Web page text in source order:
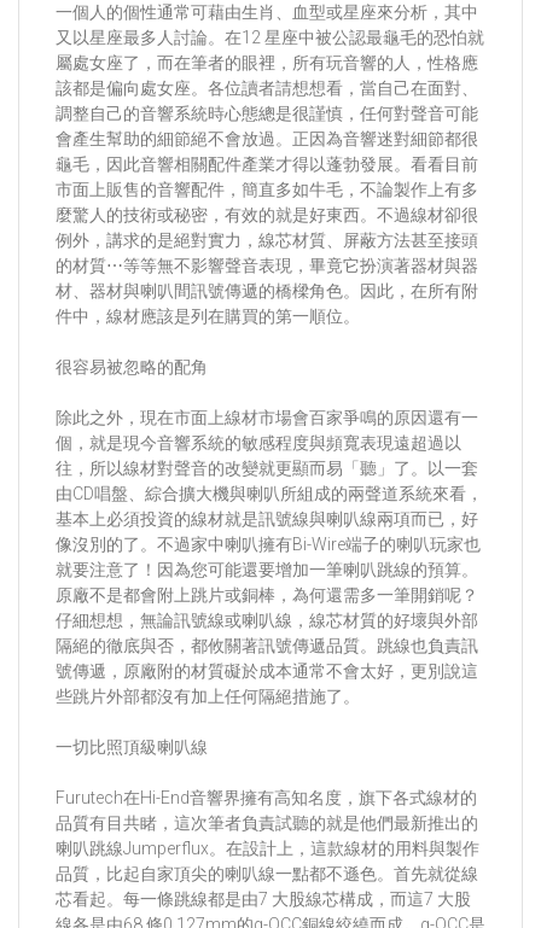
一個人的個性通常可藉由生肖、血型或星座來分析，其中
又以星座最多人討論。在12 星座中被公認最龜毛的恐怕就
屬處女座了，而在筆者的眼裡，所有玩音響的人，性格應
該都是偏向處女座。各位讀者請想想看，當自己在面對、
調整自己的音響系統時心態總是很謹慎，任何對聲音可能
會產生幫助的細節絕不會放過。正因為音響迷對細節都很
龜毛，因此音響相關配件產業才得以蓬勃發展。看看目前
市面上販售的音響配件，簡直多如牛毛，不論製作上有多
麼驚人的技術或秘密，有效的就是好東西。不過線材卻很
例外，講求的是絕對實力，線芯材質、屏蔽方法甚至接頭
的材質⋯等等無不影響聲音表現，畢竟它扮演著器材與器
材、器材與喇叭間訊號傳遞的橋樑角色。因此，在所有附
件中，線材應該是列在購買的第一順位。
很容易被忽略的配角
除此之外，現在市面上線材市場會百家爭鳴的原因還有一
個，就是現今音響系統的敏感程度與頻寬表現遠超過以
往，所以線材對聲音的改變就更顯而易「聽」了。以一套
由CD唱盤、綜合擴大機與喇叭所組成的兩聲道系統來看，
基本上必須投資的線材就是訊號線與喇叭線兩項而已，好
像沒別的了。不過家中喇叭擁有Bi-Wire端子的喇叭玩家也
就要注意了！因為您可能還要增加一筆喇叭跳線的預算。
原廠不是都會附上跳片或銅棒，為何還需多一筆開銷呢？
仔細想想，無論訊號線或喇叭線，線芯材質的好壞與外部
隔絕的徹底與否，都攸關著訊號傳遞品質。跳線也負責訊
號傳遞，原廠附的材質礙於成本通常不會太好，更別說這
些跳片外部都沒有加上任何隔絕措施了。
一切比照頂級喇叭線
Furutech在Hi-End音響界擁有高知名度，旗下各式線材的
品質有目共睹，這次筆者負責試聽的就是他們最新推出的
喇叭跳線Jumperflux。在設計上，這款線材的用料與製作
品質，比起自家頂尖的喇叭線一點都不遜色。首先就從線
芯看起。每一條跳線都是由7 大股線芯構成，而這7 大股
線各是由68 條0.127mm的α-OCC銅線絞繞而成。α-OCC是